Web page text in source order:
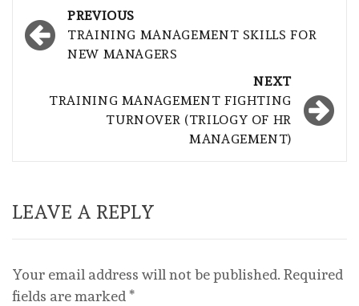
Post
navigation
PREVIOUS
TRAINING MANAGEMENT SKILLS FOR
NEW MANAGERS
NEXT
TRAINING MANAGEMENT FIGHTING
TURNOVER (TRILOGY OF HR
MANAGEMENT)
LEAVE A REPLY
Your email address will not be published. Required
fields are marked*